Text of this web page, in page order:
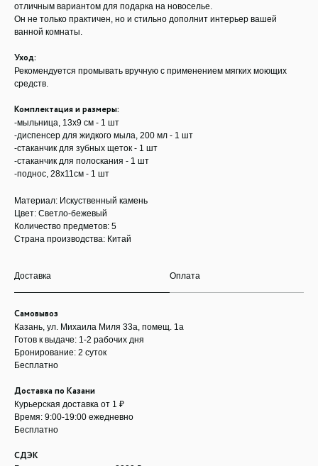
отличным вариантом для подарка на новоселье.
Он не только практичен, но и стильно дополнит интерьер вашей
ванной комнаты.
Уход:
Рекомендуется промывать вручную с применением мягких моющих
средств.
Комплектация и размеры:
-мыльница, 13x9 см - 1 шт
-диспенсер для жидкого мыла, 200 мл - 1 шт
-стаканчик для зубных щеток - 1 шт
-стаканчик для полоскания - 1 шт
-поднос, 28x11см - 1 шт
Материал: Искуственный камень
Цвет: Светло-бежевый
Количество предметов: 5
Страна производства: Китай
Доставка Оплата
Самовывоз
Казань, ул. Михаила Миля 33а, помещ. 1а
Готов к выдаче: 1-2 рабочих дня
Бронирование: 2 суток
Бесплатно
Доставка по Казани
Курьерская доставка от 1 ₽
Время: 9:00-19:00 ежедневно
Бесплатно
СДЭК